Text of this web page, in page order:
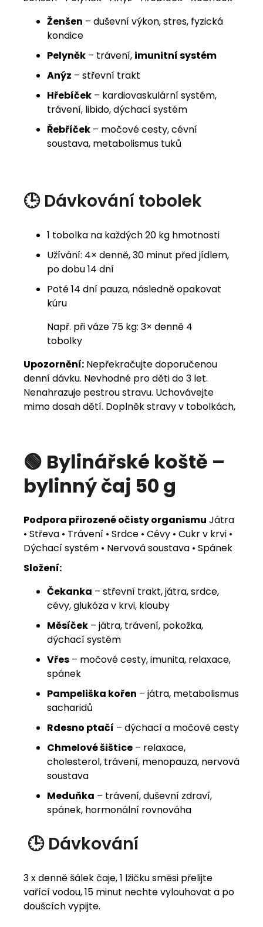
Ženšen – duševní výkon, stres, fyzická
kondice
Pelyněk – trávení, imunitní systém
Anýz – střevní trakt
Hřebíček – kardiovaskulární systém,
trávení, libido, dýchací systém
Řebříček – močové cesty, cévní
soustava, metabolismus tuků
🕒 Dávkování tobolek
1 tobolka na každých 20 kg hmotnosti
Užívání: 4× denně, 30 minut před jídlem,
po dobu 14 dní
Poté 14 dní pauza, následně opakovat
kúru
Např. při váze 75 kg: 3× denně 4
tobolky
Upozornění: Nepřekračujte doporučenou
denní dávku. Nevhodné pro děti do 3 let.
Nenahrazuje pestrou stravu. Uchovávejte
mimo dosah dětí. Doplněk stravy v tobolkách,
🟢 Bylinářské koště –
bylinný čaj 50 g
Podpora přirozené očisty organismu Játra
• Střeva • Trávení • Srdce • Cévy • Cukr v krvi •
Dýchací systém • Nervová soustava • Spánek
Složení:
Čekanka – střevní trakt, játra, srdce,
cévy, glukóza v krvi, klouby
Měsíček – játra, trávení, pokožka,
dýchací systém
Vřes – močové cesty, imunita, relaxace,
spánek
Pampeliška kořen – játra, metabolismus
sacharidů
Rdesno ptačí – dýchací a močové cesty
Chmelové šištice – relaxace,
cholesterol, trávení, menopauza, nervová
soustava
Meduňka – trávení, duševní zdraví,
spánek, hormonální rovnováha
🕒 Dávkování
3 x denně šálek čaje, 1 lžičku směsi přelijte
vařící vodou, 15 minut nechte vylouhovat a po
doušcích vypijte.